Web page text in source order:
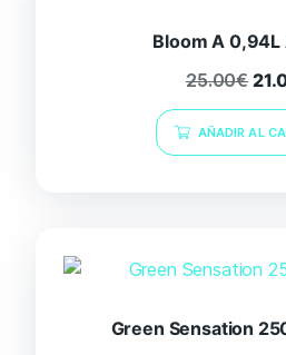
Bloom A 0,94L
25.00€
AÑADIR AL
Green Sensation